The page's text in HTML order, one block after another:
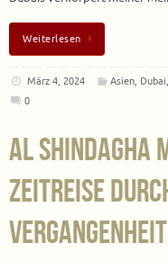
Weiterlesen
März 4, 2024 Asien, Dubai
0
Al Shindagha
Zeitreise
Vergangenheit